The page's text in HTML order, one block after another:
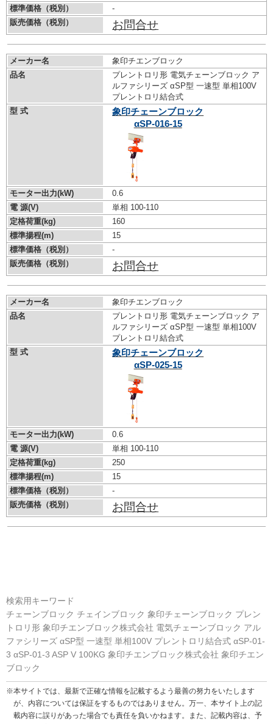
標準価格（税別）
-
販売価格（税別）
お問合せ
メーカー名
象印チエンブロック
品名
プレントロリ形 電気チェーンブロック ア
ルファシリーズ αSP型 一速型 単相100V
プレントロリ結合式
型 式
象印チェーンブロック
αSP-016-15
モーター出力(kW)
0.6
電 源(V)
単相 100-110
定格荷重(kg)
160
標準揚程(m)
15
標準価格（税別）
-
販売価格（税別）
お問合せ
メーカー名
象印チエンブロック
品名
プレントロリ形 電気チェーンブロック ア
ルファシリーズ αSP型 一速型 単相100V
プレントロリ結合式
型 式
象印チェーンブロック
αSP-025-15
モーター出力(kW)
0.6
電 源(V)
単相 100-110
定格荷重(kg)
250
標準揚程(m)
15
標準価格（税別）
-
販売価格（税別）
お問合せ
検索用キーワード
チェーンブロック チェインブロック 象印チェーンブロック プレン
トロリ形 象印チエンブロック株式会社 電気チェーンブロック アル
ファシリーズ αSP型 一速型 単相100V プレントロリ結合式 αSP-01-
3 αSP-01-3 ASP V 100KG 象印チエンブロック株式会社 象印チエン
ブロック
※本サイトでは、最新で正確な情報を記載するよう最善の努力をいたします
が、内容については保証をするものではありません。万一、本サイト上の記
載内容に誤りがあった場合でも責任を負いかねます。また、記載内容は、予